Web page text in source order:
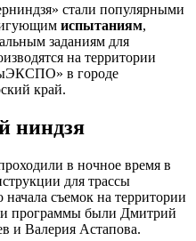
стали популярными
испытаниям,
заданиям для
на территории
в городе
край.
ниндзя
в ночное время в
для трассы
начала съемок на территории
программы были Дмитрий
и Валерия Астапова.